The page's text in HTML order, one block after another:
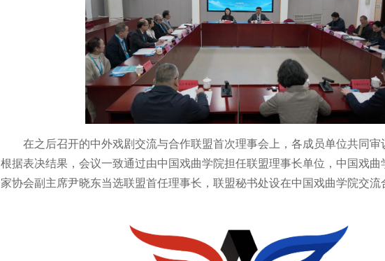
在之后召开的中外戏剧交流与合作联盟首次理事会上，各成员单位共同审
根据表决结果，会议一致通过由中国戏曲学院担任联盟理事长单位，中国戏曲
家协会副主席尹晓东当选联盟首任理事长，联盟秘书处设在中国戏曲学院交流